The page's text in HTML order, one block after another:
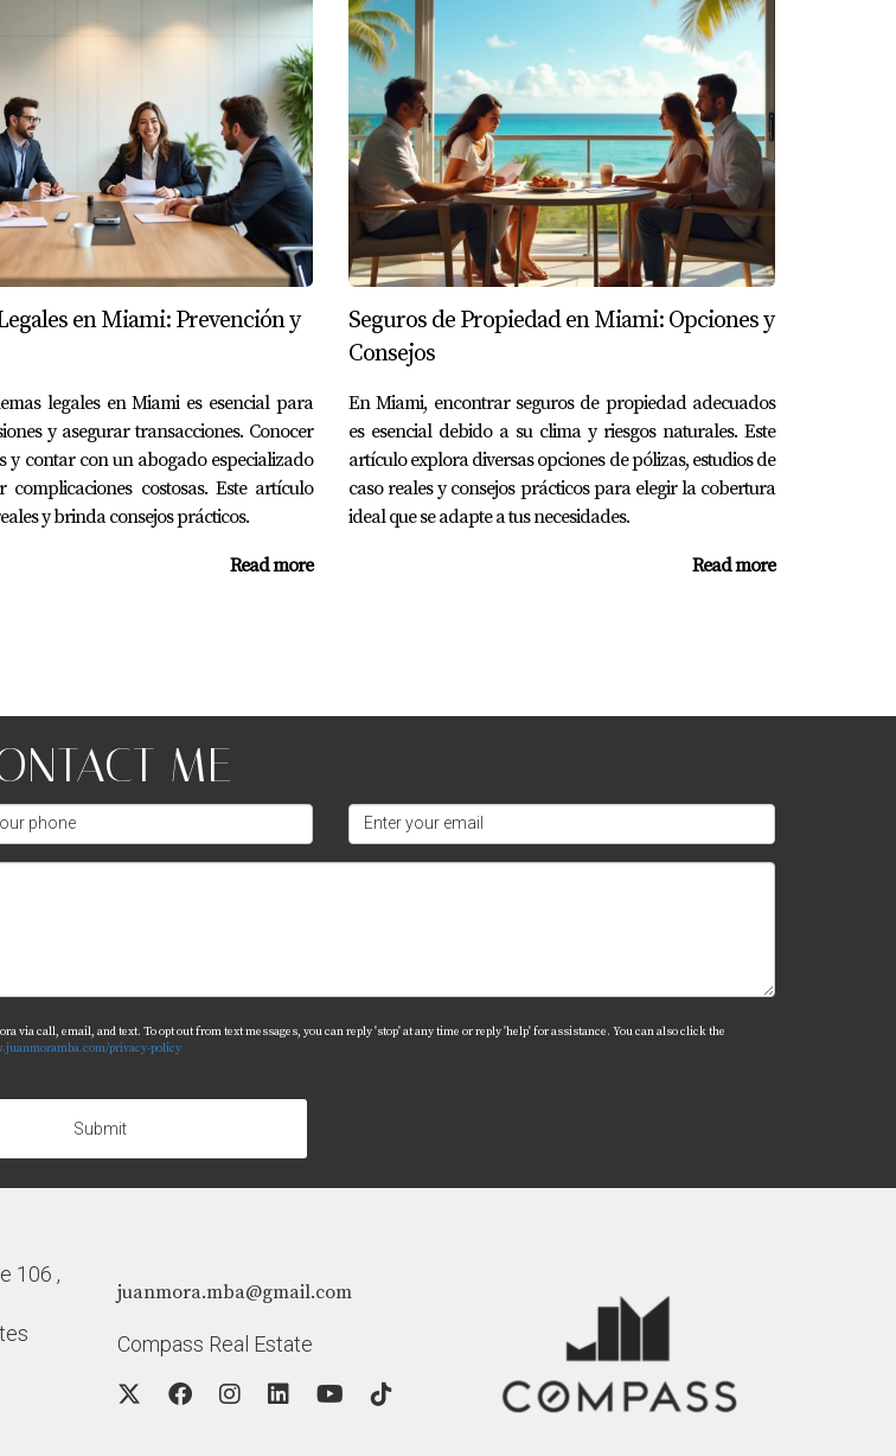
previas y cualquier documento relacionado con gravámenes o juicios.
pueden resultar costosos más adelante.
públicos?
del Condado de Miami-Dade o visitar su oficina físicamente.
para recibir orientación sobre cómo proceder.
si necesitas más información.
adecuada del título hizo toda la diferencia. Si necesitas más asesoría sobre
Estoy aquí para ayudarte a hacer la mejor elección posible en tu inversión
en Miami: Prevención y
legales en Miami es esencial para
y asegurar transacciones. Conocer
y contar con un abogado especializado
complicaciones costosas. Este artículo
y brinda consejos prácticos.
Read more
Seguros de Propiedad en Miami: Opciones y
Consejos
En Miami, encontrar seguros de propiedad adecuados
es esencial debido a su clima y riesgos naturales. Este
artículo explora diversas opciones de pólizas, estudios de
caso reales y consejos prácticos para elegir la cobertura
ideal que se adapte a tus necesidades.
Read more
ME
via call, email, and text. To opt out from text messages, you can reply 'stop' at any time or reply 'help' for assistance. You can also click the
privacy-policy
Submit
106 ,
juanmora.mba@gmail.com
Compass Real Estate